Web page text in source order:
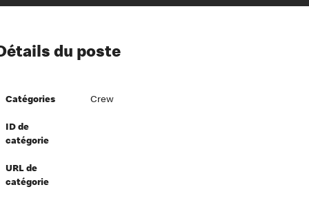
à l’égard de nos employés
directeurs
équité et inclusion
au travail
du poste
Catégories Crew
ID de
catégorie
URL de
catégorie